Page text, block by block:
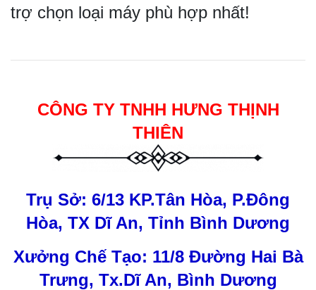
trợ chọn loại máy phù hợp nhất!
CÔNG TY TNHH HƯNG THỊNH
THIÊN
Trụ Sở: 6/13 KP.Tân Hòa, P.Đông
Hòa, TX Dĩ An, Tỉnh Bình Dương
Xưởng Chế Tạo: 11/8 Đường Hai Bà
Trưng, Tx.Dĩ An, Bình Dương